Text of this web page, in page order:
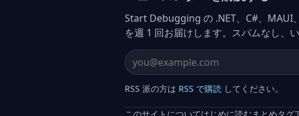
Start Debugging の .NET、C#、MAUI
を週 1 回お届けします。スパムなし、
Email address
RSS 派の方は RSS で購読 してください。